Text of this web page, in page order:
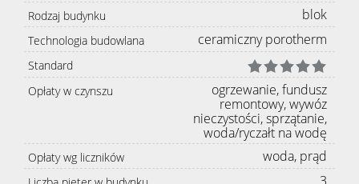
Rodzaj budynku blok
Technologia budowlana ceramiczny porotherm
Standard
Opłaty w czynszu
ogrzewanie, fundusz
remontowy, wywóz
nieczystości, sprzątanie,
woda/ryczałt na wodę
Opłaty wg liczników woda, prąd